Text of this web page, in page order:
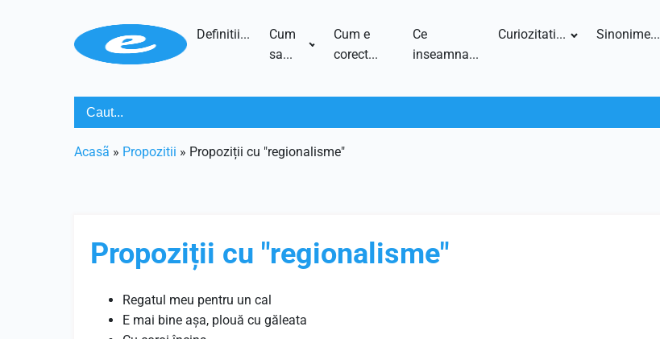
Definitii...
Cum
sa...
Cum e
corect...
Ce
inseamna...
Curiozitati... Sinonime...
Acasã » Propozitii » Propoziții cu "regionalisme"
Propoziții cu "regionalisme"
Regatul meu pentru un cal
E mai bine așa, plouă cu găleata